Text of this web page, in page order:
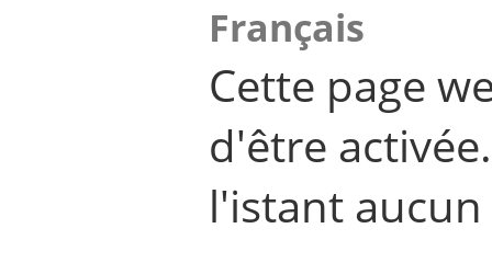
Français
Cette page
d'être
l'istant